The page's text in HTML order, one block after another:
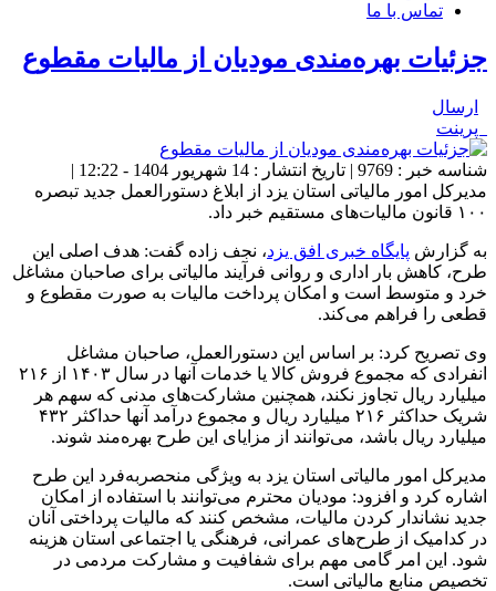
تماس با ما
جزئیات بهره‌مندی مودیان از مالیات مقطوع
ارسال
پرینت
شناسه خبر : 9769 | تاریخ انتشار : 14 شهریور 1404 - 12:22 |
مدیرکل امور مالیاتی استان یزد از ابلاغ دستورالعمل جدید تبصره
۱۰۰ قانون مالیات‌های مستقیم خبر داد.
به گزارش پایگاه خبری افق یزد، نجف زاده گفت: هدف اصلی این
طرح، کاهش بار اداری و روانی فرآیند مالیاتی برای صاحبان مشاغل
خرد و متوسط است و امکان پرداخت مالیات به صورت مقطوع و
قطعی را فراهم می‌کند.
وی تصریح کرد: بر اساس این دستورالعمل، صاحبان مشاغل
انفرادی که مجموع فروش کالا یا خدمات آنها در سال ۱۴۰۳ از ۲۱۶
میلیارد ریال تجاوز نکند، همچنین مشارکت‌های مدنی که سهم هر
شریک حداکثر ۲۱۶ میلیارد ریال و مجموع درآمد آنها حداکثر ۴۳۲
میلیارد ریال باشد، می‌توانند از مزایای این طرح بهره‌مند شوند.
مدیرکل امور مالیاتی استان یزد به ویژگی منحصر‌به‌فرد این طرح
اشاره کرد و افزود: مودیان محترم می‌توانند با استفاده از امکان
جدید نشاندار کردن مالیات، مشخص کنند که مالیات پرداختی آنان
در کدامیک از طرح‌های عمرانی، فرهنگی یا اجتماعی استان هزینه
شود. این امر گامی مهم برای شفافیت و مشارکت مردمی در
تخصیص منابع مالیاتی است.